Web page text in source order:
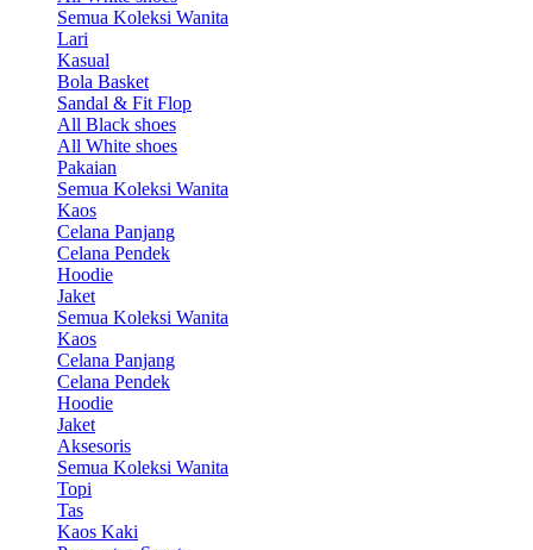
Semua Koleksi Wanita
Lari
Kasual
Bola Basket
Sandal & Fit Flop
All Black shoes
All White shoes
Pakaian
Semua Koleksi Wanita
Kaos
Celana Panjang
Celana Pendek
Hoodie
Jaket
Semua Koleksi Wanita
Kaos
Celana Panjang
Celana Pendek
Hoodie
Jaket
Aksesoris
Semua Koleksi Wanita
Topi
Tas
Kaos Kaki